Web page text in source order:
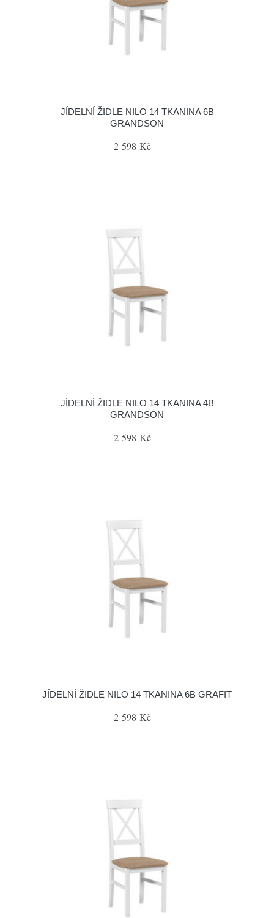
JÍDELNÍ ŽIDLE NILO 14 TKANINA 6B
GRANDSON
2 598 Kč
JÍDELNÍ ŽIDLE NILO 14 TKANINA 4B
GRANDSON
2 598 Kč
JÍDELNÍ ŽIDLE NILO 14 TKANINA 6B GRAFIT
2 598 Kč